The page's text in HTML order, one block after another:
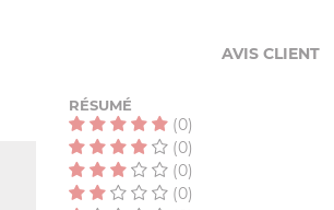
AVIS CLIENT
RÉSUMÉ
(0)
(0)
(0)
(0)